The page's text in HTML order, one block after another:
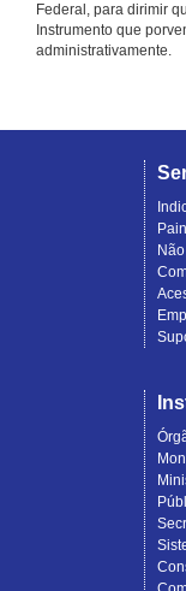
Federal, para dirimir
Instrumento que
administrativamente.